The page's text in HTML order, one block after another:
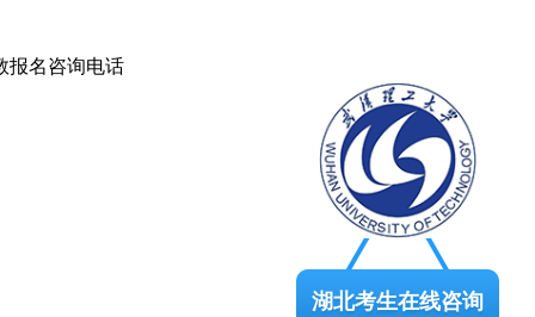
湖北考生在线咨询